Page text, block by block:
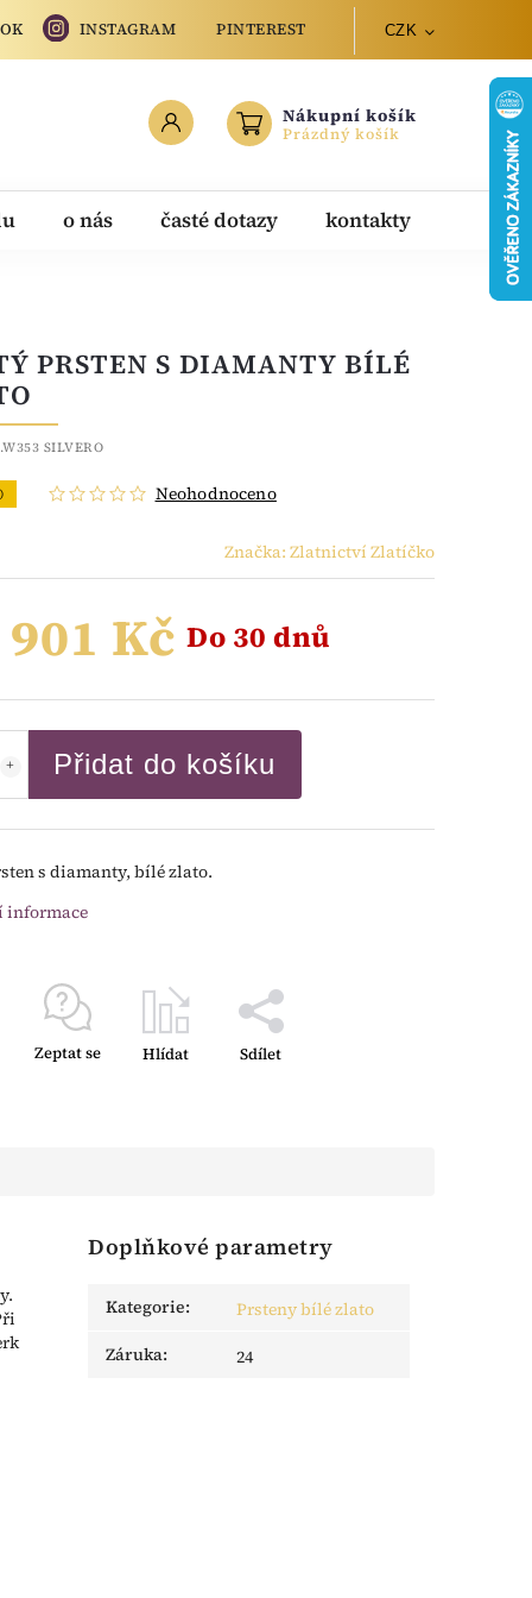
INSTAGRAM PINTEREST CZK
Nákupní košík
Prázdný košík
o nás časté dotazy kontakty
PRSTEN S DIAMANTY BÍLÉ
SILVERO
Neohodnoceno
Značka: Zlatnictví Zlatíčko
Kč Do 30 dnů
Přidat do košíku
s diamanty, bílé zlato.
informace
Zeptat se Hlídat Sdílet
Doplňkové parametry
Kategorie:
Prsteny bílé zlato
Záruka: 24